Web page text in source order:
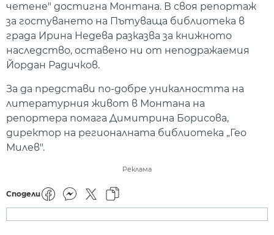
четене" достигна Монтана. В своя репортаж
за гостуването на Пътуваща библиотека в
града Ирина Недева разказва за книжното
наследство, оставено ни от неподражаемия
Йордан Радичков.
За да представи по-добре уникалността на
литературния живот в Монтана на
репортера помага Димитрина Борисова,
директор на регионалната библиотека „Гео
Милев".
Реклама
Сподели